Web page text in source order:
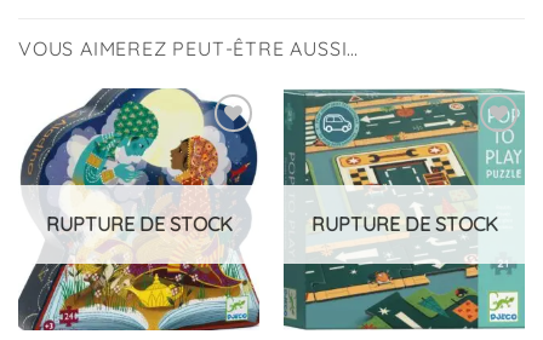
VOUS AIMEREZ PEUT-ÊTRE AUSSI…
Ajouter
à la
liste
d’envies
RUPTURE DE STOCK
Ajouter
à la
liste
RUPTURE DE STOCK